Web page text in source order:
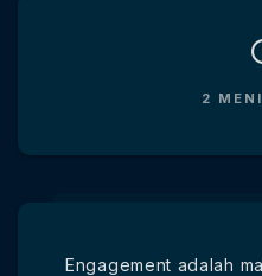
2
Engagement adalah